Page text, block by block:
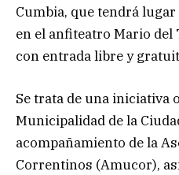
Cumbia, que tendrá
en el anfiteatro Mario del
con entrada libre y
Se trata de una iniciativa
Municipalidad de la
acompañamiento de la
Correntinos (Amucor),